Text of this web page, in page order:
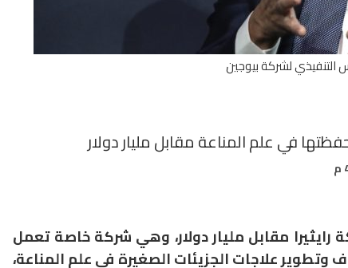
التنفيذي لشركة بيوجين
في علم المناعة مقابل مليار دولار
رايثيرا مقابل مليار دولار، وهي شركة خاصة تعمل
علاجات الجزيئات الصغيرة في علم المناعة،